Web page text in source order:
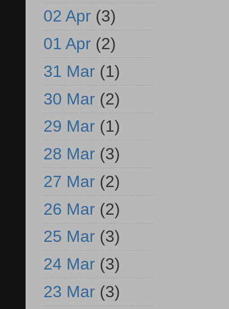
02 Apr (3)
01 Apr (2)
31 Mar (1)
30 Mar (2)
29 Mar (1)
28 Mar (3)
27 Mar (2)
26 Mar (2)
25 Mar (3)
24 Mar (3)
23 Mar (3)